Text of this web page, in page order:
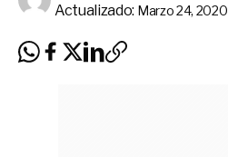
Actualizado: Marzo 24, 2020